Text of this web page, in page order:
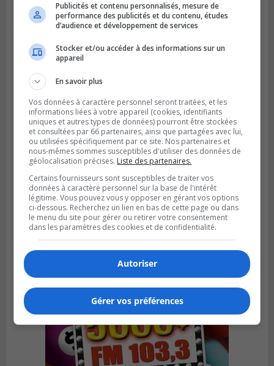
LONGUEUIL
Publié le 4 août 2026 à 08h28
Longueuil demande de reporter une
élection partielle
Publicités et contenu personnalisés, mesure de
performance des publicités et du contenu, études
d’audience et développement de services
Stocker et/ou accéder à des informations sur un
appareil
En savoir plus
Vos données à caractère personnel seront traitées, et les
informations liées à votre appareil (cookies, identifiants
uniques et autres types de données) pourront être stockées
et consultées par 66 partenaires, ainsi que partagées avec lui,
ou utilisées spécifiquement par ce site. Nos partenaires et
nous-mêmes sommes susceptibles d'utiliser des données de
géolocalisation précises. Liste des partenaires.
Certains fournisseurs sont susceptibles de traiter vos
données à caractère personnel sur la base de l'intérêt
légitime. Vous pouvez vous y opposer en gérant vos options
ci-dessous. Recherchez un lien en bas de cette page ou dans
le menu du site pour gérer ou retirer votre consentement
dans les paramètres des cookies et de confidentialité.
Autoriser
Gérer vos préférences